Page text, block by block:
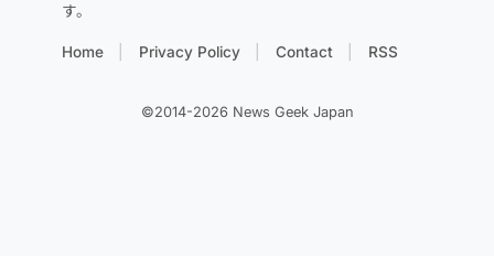
す。
Home Privacy Policy Contact RSS
©2014-2026 News Geek Japan